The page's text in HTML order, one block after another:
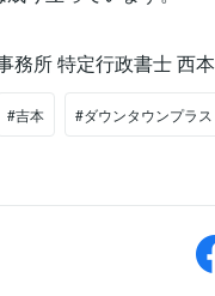
務所 特定行政書士 西本
#吉本 #ダウンタウンプラス